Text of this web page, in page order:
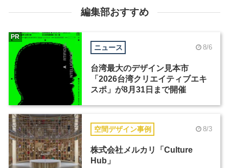
編集部おすすめ
ニュース 8/6
台湾最大のデザイン見本市
「2026台湾クリエイティブエキ
スポ」が8月31日まで開催
PR
空間デザイン事例 8/3
株式会社メルカリ「Culture
Hub」